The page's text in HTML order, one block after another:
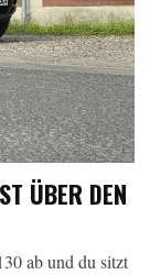
ÜBER DEN
ab und du sitzt